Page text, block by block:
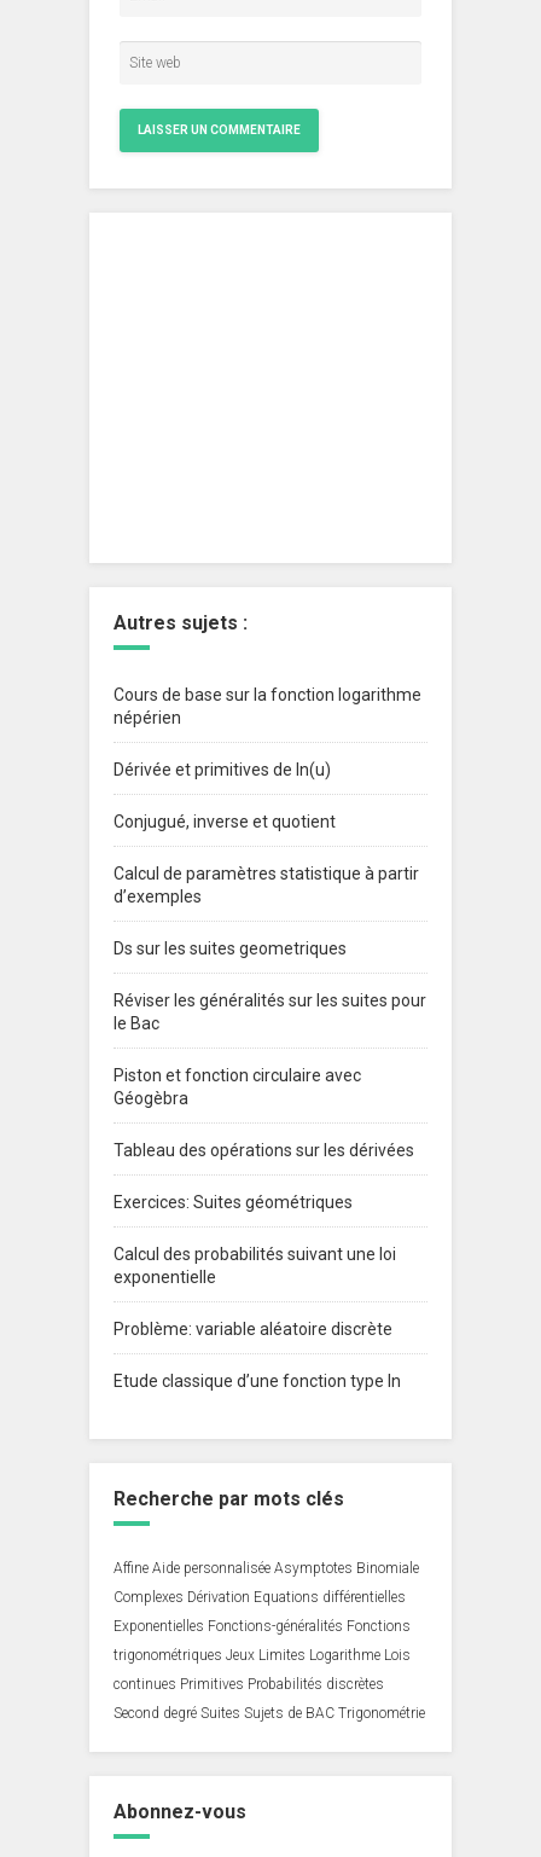
Autres sujets :
Cours de base sur la fonction logarithme
népérien
Dérivée et primitives de ln(u)
Conjugué, inverse et quotient
Calcul de paramètres statistique à partir
d’exemples
Ds sur les suites geometriques
Réviser les généralités sur les suites pour
le Bac
Piston et fonction circulaire avec
Géogèbra
Tableau des opérations sur les dérivées
Exercices: Suites géométriques
Calcul des probabilités suivant une loi
exponentielle
Problème: variable aléatoire discrète
Etude classique d’une fonction type ln
Recherche par mots clés
Affine Aide personnalisée Asymptotes Binomiale
Complexes Dérivation Equations différentielles
Exponentielles Fonctions-généralités Fonctions
trigonométriques Jeux Limites Logarithme Lois
continues Primitives Probabilités discrètes
Second degré Suites Sujets de BAC Trigonométrie
Abonnez-vous